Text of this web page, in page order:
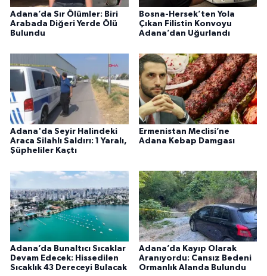
Adana’da Sır Ölümler: Biri
Arabada Diğeri Yerde Ölü
Bulundu
Bosna-Hersek’ten Yola
Çıkan Filistin Konvoyu
Adana’dan Uğurlandı
Adana'da Seyir Halindeki
Araca Silahlı Saldırı: 1 Yaralı,
Şüpheliler Kaçtı
Ermenistan Meclisi’ne
Adana Kebap Damgası
Adana’da Bunaltıcı Sıcaklar
Devam Edecek: Hissedilen
Sıcaklık 43 Dereceyi Bulacak
Adana’da Kayıp Olarak
Aranıyordu: Cansız Bedeni
Ormanlık Alanda Bulundu